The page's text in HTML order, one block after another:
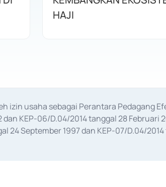
HAJI
izin usaha sebagai Perantara Pedagang
dan KEP-06/D.04/2014 tanggal 28
24 September 1997 dan KEP-07/D.04/